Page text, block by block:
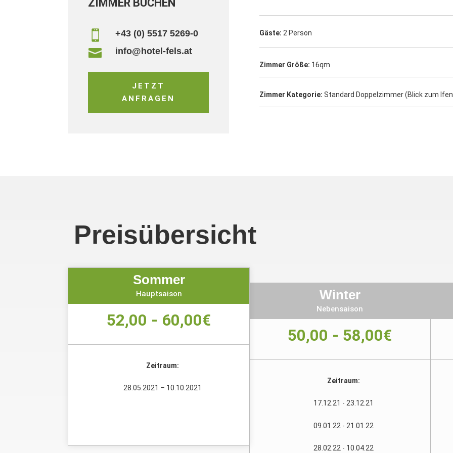
ZIMMER BUCHEN
 +43 (0) 5517 5269-0
 info@hotel-fels.at
JETZT
ANFRAGEN
Gäste: 2 Person
Zimmer Größe: 16qm
Zimmer Kategorie: Standard Doppelzimmer (Blick zum
Preisübersicht
Sommer
Hauptsaison
52,00 - 60,00€
Zeitraum:
28.05.2021 – 10.10.2021
Winter
Nebensaison
50,00 - 58,00€
Zeitraum:
17.12.21 - 23.12.21
09.01.22 - 21.01.22
28.02.22 - 10.04.22